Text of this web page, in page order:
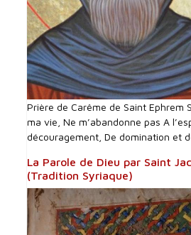
Prière de Carême de Saint Ephrem
ma vie, Ne m’abandonne pas A
découragement, De domination et
La Parole de Dieu par Saint
(Tradition Syriaque)